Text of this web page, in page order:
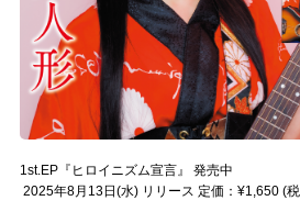
1st.EP『ヒロイニズム宣言』 発売中
2025年8月13日(水) リリース 定価：¥1,650 (